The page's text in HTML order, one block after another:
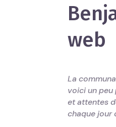
web
La
voici un peu
et attentes
chaque jour